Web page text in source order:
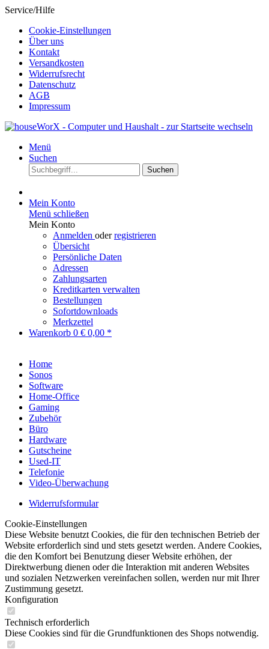
Service/Hilfe
Cookie-Einstellungen
Über uns
Kontakt
Versandkosten
Widerrufsrecht
Datenschutz
AGB
Impressum
Menü
Suchen
Suchen
Mein Konto
Menü schließen
Mein Konto
Anmelden oderregistrieren
Übersicht
Persönliche Daten
Adressen
Zahlungsarten
Kreditkarten verwalten
Bestellungen
Sofortdownloads
Merkzettel
Warenkorb 0 € 0,00 *
Home
Sonos
Software
Home-Office
Gaming
Zubehör
Büro
Hardware
Gutscheine
Used-IT
Telefonie
Video-Überwachung
Widerrufsformular
Cookie-Einstellungen
Diese Website benutzt Cookies, die für den technischen Betrieb der
Website erforderlich sind und stets gesetzt werden. Andere Cookies,
die den Komfort bei Benutzung dieser Website erhöhen, der
Direktwerbung dienen oder die Interaktion mit anderen Websites
und sozialen Netzwerken vereinfachen sollen, werden nur mit Ihrer
Zustimmung gesetzt.
Konfiguration
Technisch erforderlich
Diese Cookies sind für die Grundfunktionen des Shops notwendig.